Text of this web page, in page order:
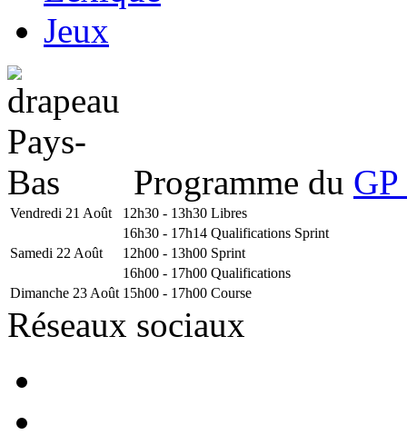
Jeux
Programme du
Vendredi 21 Août 12h30 - 13h30 Libres
16h30 - 17h14 Qualifications Sprint
Samedi 22 Août
12h00 - 13h00 Sprint
16h00 - 17h00 Qualifications
Dimanche 23 Août 15h00 - 17h00 Course
Réseaux sociaux